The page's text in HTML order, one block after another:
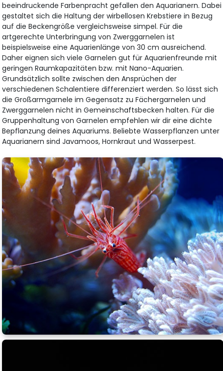
beeindruckende Farbenpracht gefallen den Aquarianern. Dabei
gestaltet sich die Haltung der wirbellosen Krebstiere in Bezug
auf die Beckengröße vergleichsweise simpel. Für die
artgerechte Unterbringung von Zwerggarnelen ist
beispielsweise eine Aquarienlänge von 30 cm ausreichend.
Daher eignen sich viele Garnelen gut für Aquarienfreunde mit
geringen Raumkapazitäten bzw. mit Nano-Aquarien.
Grundsätzlich sollte zwischen den Ansprüchen der
verschiedenen Schalentiere differenziert werden. So lässt sich
die Großarmgarnele im Gegensatz zu Fächergarnelen und
Zwerggarnelen nicht in Gemeinschaftsbecken halten. Für die
Gruppenhaltung von Garnelen empfehlen wir dir eine dichte
Bepflanzung deines Aquariums. Beliebte Wasserpflanzen unter
Aquarianern sind Javamoos, Hornkraut und Wasserpest.